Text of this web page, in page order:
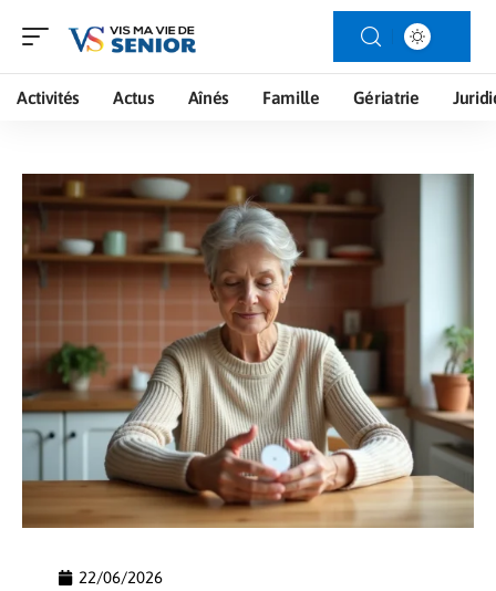
Activités Actus Aînés Famille Gériatrie
22/06/2026